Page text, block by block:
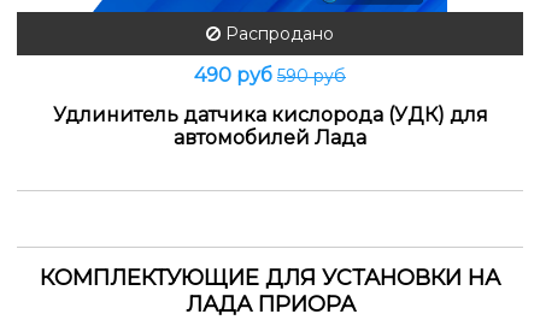
Распродано
490 руб 590 руб
Удлинитель датчика кислорода (УДК) для
автомобилей Лада
КОМПЛЕКТУЮЩИЕ ДЛЯ УСТАНОВКИ НА
ЛАДА ПРИОРА